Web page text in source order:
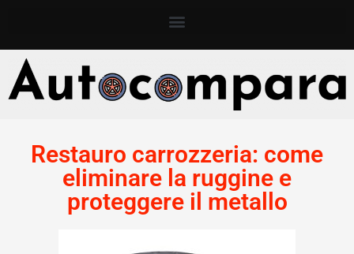
Restauro carrozzeria: come
eliminare la ruggine e
proteggere il metallo